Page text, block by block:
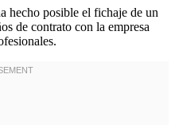
hecho posible el fichaje de un
de contrato con la empresa